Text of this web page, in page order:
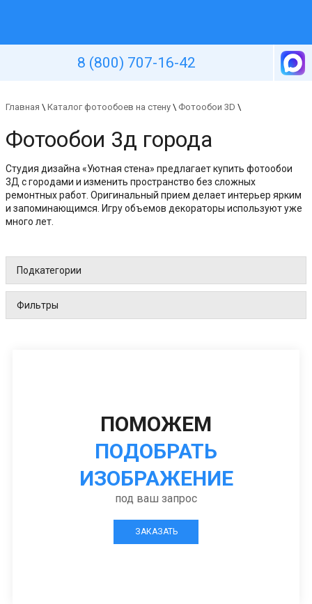
8 (800) 707-16-42
Главная \ Каталог фотообоев на стену \ Фотообои 3D \
Фотообои 3д города
Студия дизайна «Уютная стена» предлагает купить фотообои
3Д с городами и изменить пространство без сложных
ремонтных работ. Оригинальный прием делает интерьер ярким
и запоминающимся. Игру объемов декораторы используют уже
много лет.
Подкатегории
Фильтры
ПОМОЖЕМ
ПОДОБРАТЬ
ИЗОБРАЖЕНИЕ
под ваш запрос
ЗАКАЗАТЬ